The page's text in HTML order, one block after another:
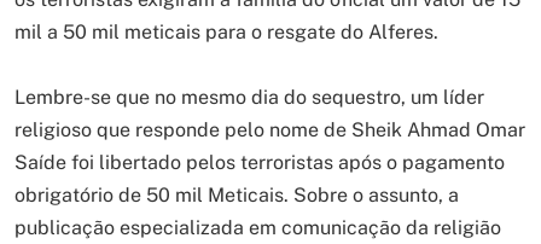
mil a 50 mil meticais para o resgate do Alferes.
Lembre-se que no mesmo dia do sequestro, um líder
religioso que responde pelo nome de Sheik Ahmad Omar
Saíde foi libertado pelos terroristas após o pagamento
obrigatório de 50 mil Meticais. Sobre o assunto, a
publicação especializada em comunicação da religião